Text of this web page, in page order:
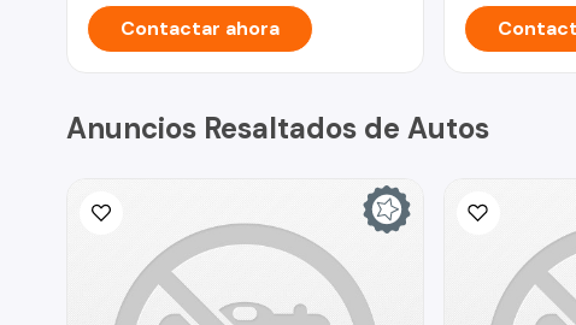
Contactar ahora
Anuncios Resaltados de Autos